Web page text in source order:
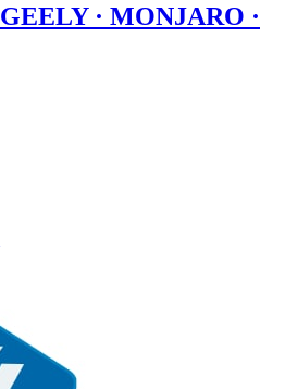
GEELY · MONJARO ·